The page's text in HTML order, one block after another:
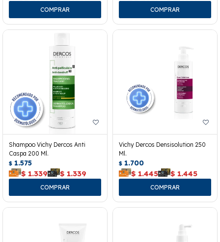
Shampoo Vichy Dercos Anti
Caspa 200 Ml.
$ 1.575
$ 1.339 $ 1.339
Vichy Dercos Densisolution 250
Ml.
$ 1.700
$ 1.445 $ 1.445